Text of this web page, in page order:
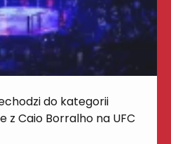
do kategorii
z Caio Borralho na UFC